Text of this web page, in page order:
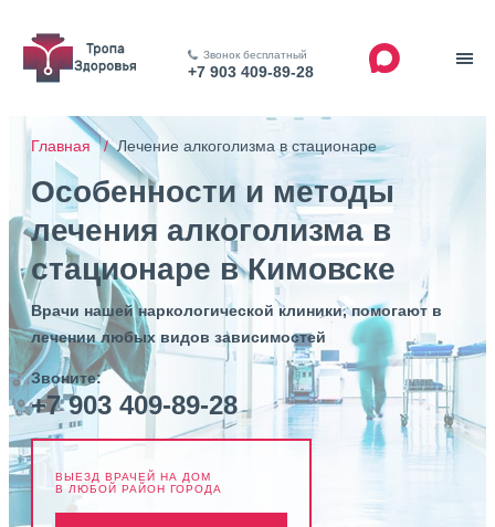
Звонок бесплатный
+7 903 409-89-28
Главная /Лечение алкоголизма в стационаре
Особенности и методы
лечения алкоголизма в
стационаре в Кимовске
Врачи нашей наркологической клиники, помогают в
лечении любых видов зависимостей
Звоните:
+7 903 409-89-28
ВЫЕЗД ВРАЧЕЙ НА ДОМ
В ЛЮБОЙ РАЙОН ГОРОДА